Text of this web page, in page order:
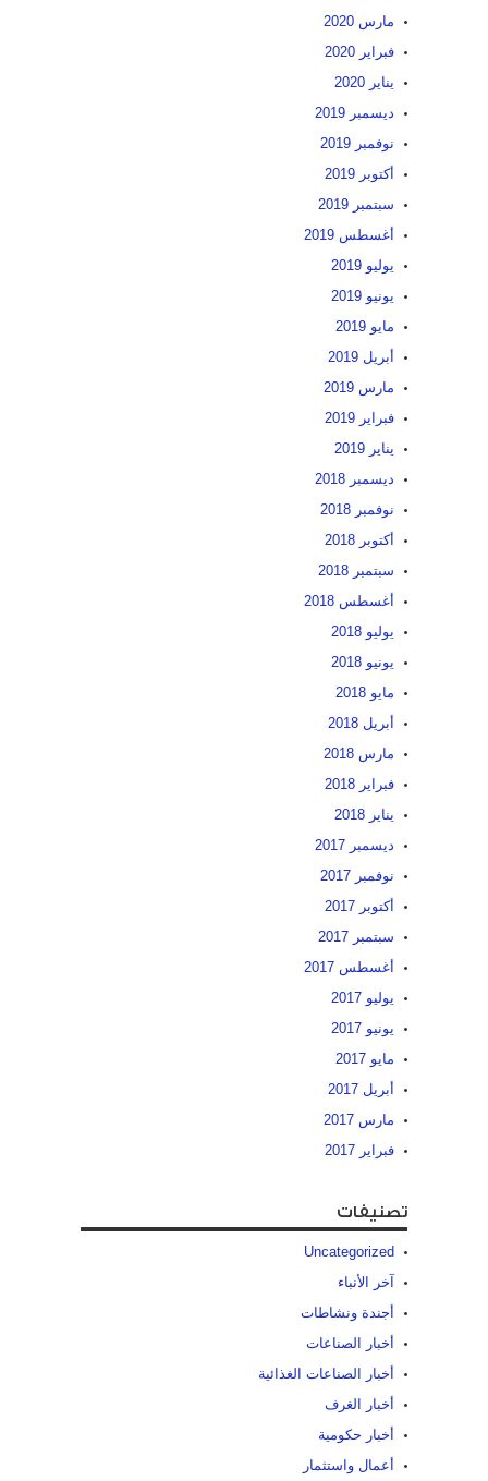
مارس 2020
فبراير 2020
يناير 2020
ديسمبر 2019
نوفمبر 2019
أكتوبر 2019
سبتمبر 2019
أغسطس 2019
يوليو 2019
يونيو 2019
مايو 2019
أبريل 2019
مارس 2019
فبراير 2019
يناير 2019
ديسمبر 2018
نوفمبر 2018
أكتوبر 2018
سبتمبر 2018
أغسطس 2018
يوليو 2018
يونيو 2018
مايو 2018
أبريل 2018
مارس 2018
فبراير 2018
يناير 2018
ديسمبر 2017
نوفمبر 2017
أكتوبر 2017
سبتمبر 2017
أغسطس 2017
يوليو 2017
يونيو 2017
مايو 2017
أبريل 2017
مارس 2017
فبراير 2017
تصنيفات
Uncategorized
آخر الأنباء
أجندة ونشاطات
أخبار الصناعات
أخبار الصناعات الغذائية
أخبار الغرف
أخبار حكومية
أعمال واستثمار